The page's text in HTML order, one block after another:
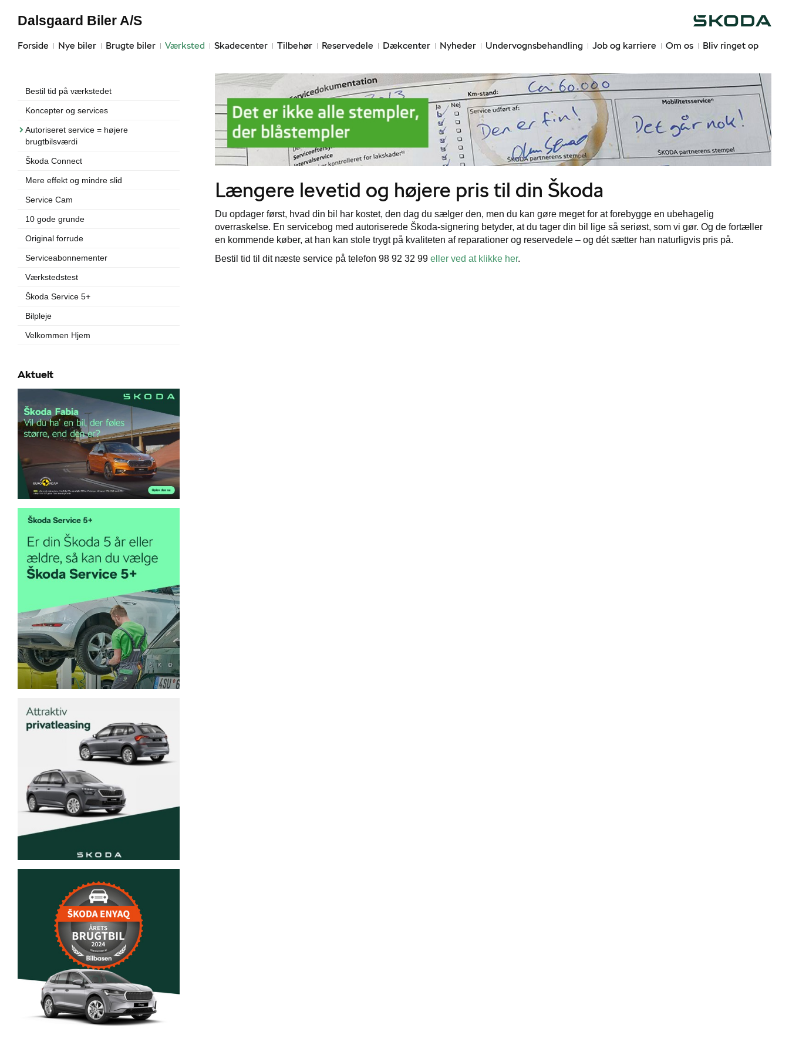
Forside Nye biler Brugte biler Værksted Skadecenter Tilbehør Reservedele Dækcenter Nyheder Undervognsbehandling Job og karriere Om os Bliv ringet op
Dalsgaard Biler A/S
Bestil tid på værkstedet
Koncepter og services
Autoriseret service = højere
brugtbilsværdi
Škoda Connect
Mere effekt og mindre slid
Service Cam
10 gode grunde
Original forrude
Serviceabonnementer
Værkstedstest
Škoda Service 5+
Bilpleje
Velkommen Hjem
Aktuelt
Længere levetid og højere pris til din Škoda
Du opdager først, hvad din bil har kostet, den dag du sælger den, men du kan gøre meget for at forebygge en ubehagelig
overraskelse. En servicebog med autoriserede Škoda-signering betyder, at du tager din bil lige så seriøst, som vi gør. Og de fortæller
en kommende køber, at han kan stole trygt på kvaliteten af reparationer og reservedele – og dét sætter han naturligvis pris på.
Bestil tid til dit næste service på telefon 98 92 32 99 eller ved at klikke her.